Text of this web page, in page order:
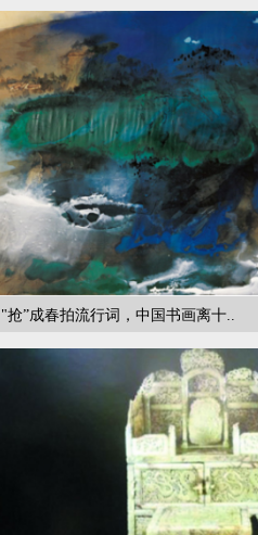
"抢”成春拍流行词，中国书画离十..